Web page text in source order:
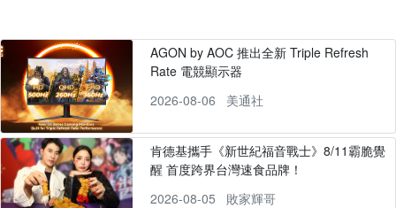
AGON by AOC 推出全新 Triple Refresh
Rate 電競顯示器
2026-08-06
美通社
肯德基攜手《新世紀福音戰士》8/11霸脆覺
醒 首度跨界台灣速食品牌！
2026-08-05
敗家輝哥